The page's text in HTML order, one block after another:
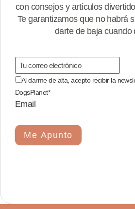
con consejos y artículos
Te garantizamos que no habrá
darte de baja cuando
Al darme de alta, acepto recibir la
DogsPlanet*
Email
Me Apunto